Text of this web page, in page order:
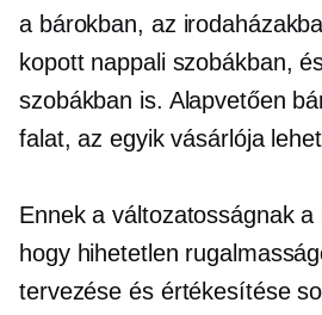
a bárokban, az
kopott nappali szobákban,
szobákban is. Alapvetően
falat, az egyik vásárlója
Ennek a változatosságnak
hogy hihetetlen
tervezése és értékesítése